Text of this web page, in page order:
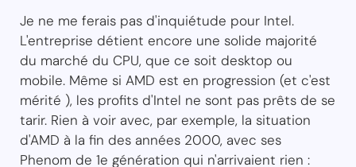
Je ne me ferais pas d'inquiétude pour Intel.
L'entreprise détient encore une solide majorité
du marché du CPU, que ce soit desktop ou
mobile. Même si AMD est en progression (et c'est
mérité ), les profits d'Intel ne sont pas prêts de se
tarir. Rien à voir avec, par exemple, la situation
d'AMD à la fin des années 2000, avec ses
Phenom de 1e génération qui n'arrivaient rien :